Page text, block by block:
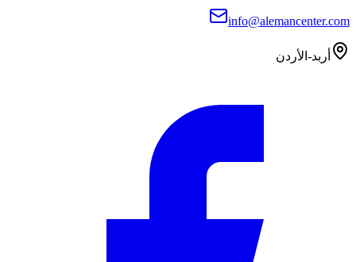
info@alemancenter.com
أربد-الأردن